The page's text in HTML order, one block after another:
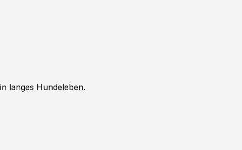
langes Hundeleben.